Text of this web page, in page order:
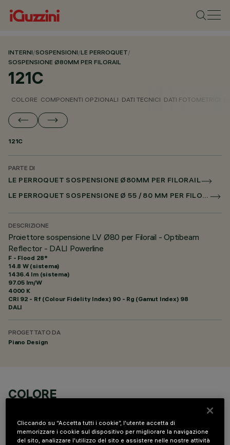
INTERNI/SOSPENSIONI/LE PERROQUET/
SOSPENSIONE Ø80MM PER FILORAIL
121C
COLORE COMPONENTI OPZIONALI DATI TECNICI DATI FOTOMETRICI
121C
PARTE DI
LE PERROQUET SOSPENSIONE Ø80MM PER FILORAIL
LE PERROQUET SOSPENSIONE Ø 55 / 80 MM PER FILORAIL DALI POWERLINE
DESCRIZIONE
Proiettore sospensione LV Ø80 per Filorail - Optibeam
Reflector - DALI Powerline
F - Flood 28°
14.8 W (sistema)
1436.4 lm (sistema)
97.05 lm/W
4000 K
CRI 92 - Rf (Colour Fidelity Index) 90 - Rg (Gamut Index) 98
DALI
PROGETTATO DA
Piano Design
COLORE
Cliccando su “Accetta tutti i cookie”, l'utente accetta di
memorizzare i cookie sul dispositivo per migliorare la navigazione
del sito, analizzare l'utilizzo del sito e assistere nelle nostre attività